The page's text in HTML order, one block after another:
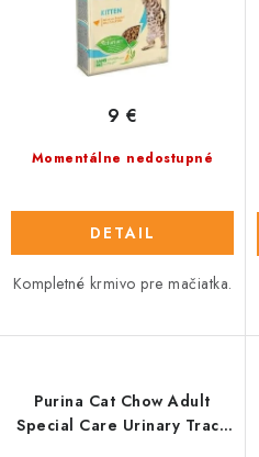
Momentálne nedostupné
9 €
DETAIL
Kompletné krmivo pre mačiatka.
Purina Cat Chow Adult
Special Care Urinary Track